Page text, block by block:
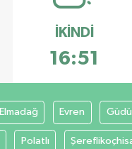
İKINDI
16:51
Elmadağ Evren Güdül
Polatlı